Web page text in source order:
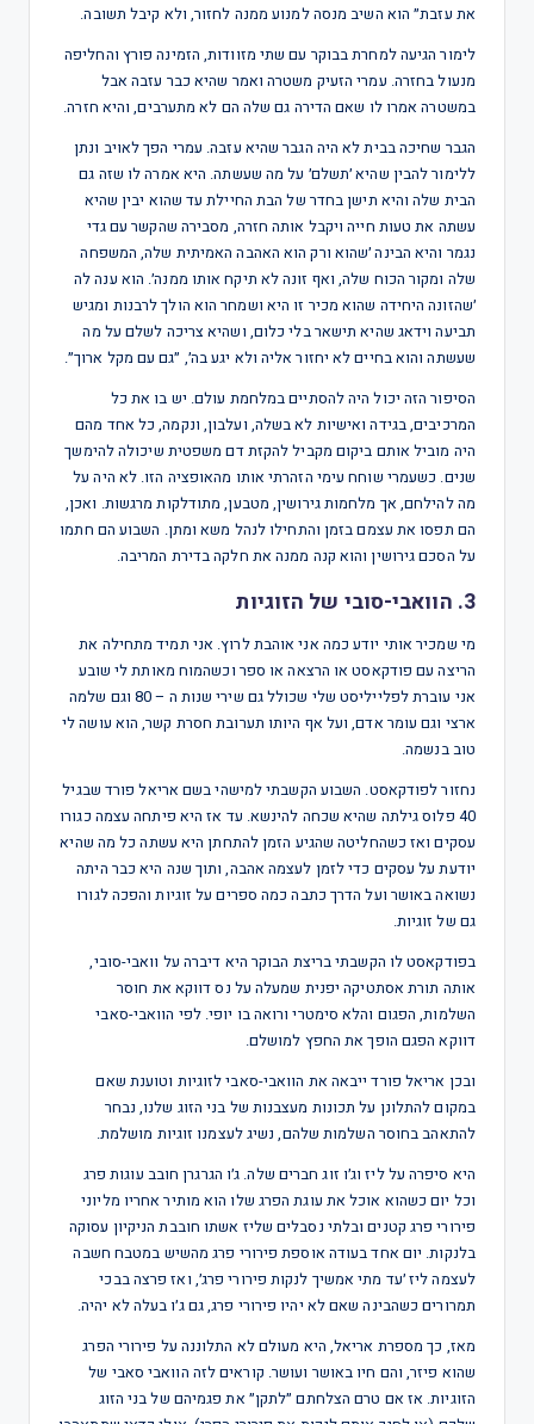
את עזבת״ הוא השיב מנסה למנוע ממנה לחזור, ולא קיבל תשובה.
לימור הגיעה למחרת בבוקר עם שתי מזוודות, הזמינה פורץ והחליפה
מנעול בחזרה. עמרי הזעיק משטרה ואמר שהיא כבר עזבה אבל
במשטרה אמרו לו שאם הדירה גם שלה הם לא מתערבים, והיא חזרה.
הגבר שחיכה בבית לא היה הגבר שהיא עזבה. עמרי הפך לאויב ונתן
ללימור להבין שהיא ׳תשלם׳ על מה שעשתה. היא אמרה לו שזה גם
הבית שלה והיא תישן בחדר של הבת החיילת עד שהוא יבין שהיא
עשתה את טעות חייה ויקבל אותה חזרה, מסבירה שהקשר עם גדי
נגמר והיא הבינה ׳שהוא ורק הוא האהבה האמיתית שלה, המשפחה
שלה ומקור הכוח שלה, ואף זונה לא תיקח אותו ממנה׳. הוא ענה לה
׳שהזונה היחידה שהוא מכיר זו היא ושמחר הוא הולך לרבנות ומגיש
תביעה וידאג שהיא תישאר בלי כלום, ושהיא צריכה לשלם על מה
שעשתה והוא בחיים לא יחזור אליה ולא יגע בה׳, ״גם עם מקל ארוך״.
הסיפור הזה יכול היה להסתיים במלחמת עולם. יש בו את כל
המרכיבים, בגידה ואישיות לא בשלה, ועלבון, ונקמה, כל אחד מהם
היה מוביל אותם ביקום מקביל להקזת דם משפטית שיכולה להימשך
שנים. כשעמרי שוחח עימי הזהרתי אותו מהאופציה הזו. לא היה על
מה להילחם, אך מלחמות גירושין, מטבען, מתודלקות מרגשות. ואכן,
הם תפסו את עצמם בזמן והתחילו לנהל משא ומתן. השבוע הם חתמו
על הסכם גירושין והוא קנה ממנה את חלקה בדירת המריבה.
3. הוואבי-סובי של הזוגיות
מי שמכיר אותי יודע כמה אני אוהבת לרוץ. אני תמיד מתחילה את
הריצה עם פודקאסט או הרצאה או ספר וכשהמוח מאותת לי שובע
אני עוברת לפלייליסט שלי שכולל גם שירי שנות ה – 80 וגם שלמה
ארצי וגם עומר אדם, ועל אף היותו תערובת חסרת קשר, הוא עושה לי
טוב בנשמה.
נחזור לפודקאסט. השבוע הקשבתי למישהי בשם אריאל פורד שבגיל
40 פלוס גילתה שהיא שכחה להינשא. עד אז היא פיתחה עצמה כגורו
עסקים ואז כשהחליטה שהגיע הזמן להתחתן היא עשתה כל מה שהיא
יודעת על עסקים כדי לזמן לעצמה אהבה, ותוך שנה היא כבר היתה
נשואה באושר ועל הדרך כתבה כמה ספרים על זוגיות והפכה לגורו
גם של זוגיות.
בפודקאסט לו הקשבתי בריצת הבוקר היא דיברה על וואבי-סובי,
אותה תורת אסתטיקה יפנית שמעלה על נס דווקא את חוסר
השלמות, הפגום והלא סימטרי ורואה בו יופי. לפי הוואבי-סאבי
דווקא הפגם הופך את החפץ למושלם.
ובכן אריאל פורד ייבאה את הוואבי-סאבי לזוגיות וטוענת שאם
במקום להתלונן על תכונות מעצבנות של בני הזוג שלנו, נבחר
להתאהב בחוסר השלמות שלהם, נשיג לעצמנו זוגיות מושלמת.
היא סיפרה על ליז וג׳ו זוג חברים שלה. ג׳ו הגרגרן חובב עוגות פרג
וכל יום כשהוא אוכל את עוגת הפרג שלו הוא מותיר אחריו מליוני
פירורי פרג קטנים ובלתי נסבלים שליז אשתו חובבת הניקיון עסוקה
בלנקות. יום אחד בעודה אוספת פירורי פרג מהשיש במטבח חשבה
לעצמה ליז ׳עד מתי אמשיך לנקות פירורי פרג׳, ואז פרצה בבכי
תמרורים כשהבינה שאם לא יהיו פירורי פרג, גם ג׳ו בעלה לא יהיה.
מאז, כך מספרת אריאל, היא מעולם לא התלוננה על פירורי הפרג
שהוא פיזר, והם חיו באושר ועושר. קוראים לזה הוואבי סאבי של
הזוגיות. אז אם טרם הצלחתם ״לתקן״ את פגמיהם של בני הזוג